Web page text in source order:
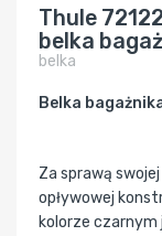
Thule
belka
belka
Belka
Za sprawą
opływowej
kolorze